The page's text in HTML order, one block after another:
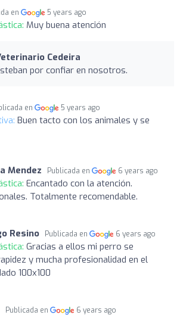
en 5 years ago
Muy buena atención
Cedeira
por confiar en nosotros.
en 5 years ago
Buen tacto con los animales y se
Mendez Publicada en 6 years ago
Encantado con la atención.
Totalmente recomendable.
Resino Publicada en 6 years ago
Gracias a ellos mi perro se
y mucha profesionalidad en el
100x100
Publicada en 6 years ago